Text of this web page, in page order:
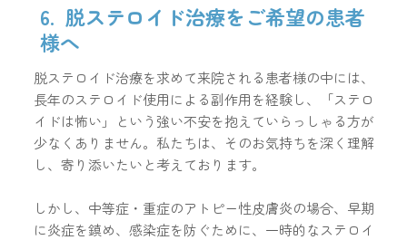
6. 脱ステロイド治療をご希望の患者
様へ
脱ステロイド治療を求めて来院される患者様の中には、
長年のステロイド使用による副作用を経験し、「ステロ
イドは怖い」という強い不安を抱えていらっしゃる方が
少なくありません。私たちは、そのお気持ちを深く理解
し、寄り添いたいと考えております。
しかし、中等症・重症のアトピー性皮膚炎の場合、早期
に炎症を鎮め、感染症を防ぐために、一時的なステロイ